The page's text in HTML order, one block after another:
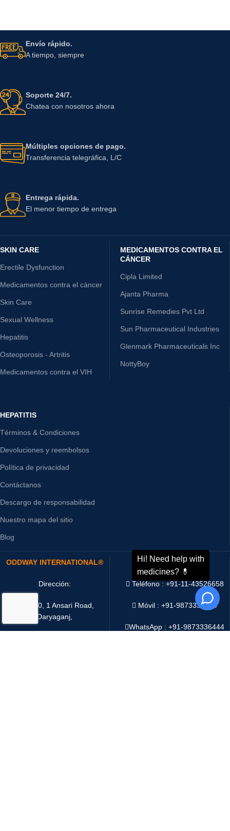
Envío rápido.
A tiempo, siempre
Soporte 24/7.
Chatea con nosotros ahora
Múltiples opciones de pago.
Transferencia telegráfica, L/C
Entrega rápida.
El menor tiempo de entrega
SKIN CARE
Erectile Dysfunction
Medicamentos contra el cáncer
Skin Care
Sexual Wellness
Hepatitis
Osteoporosis - Artritis
Medicamentos contra el VIH
MEDICAMENTOS CONTRA EL
CÁNCER
Cipla Limited
Ajanta Pharma
Sunrise Remedies Pvt Ltd
Sun Pharmaceutical Industries
Glenmark Pharmaceuticals Inc
NottyBoy
HEPATITIS
Términos & Condiciones
Devoluciones y reembolsos
Política de privacidad
Contáctanos
Descargo de responsabilidad
Nuestro mapa del sitio
Blog
ODDWAY INTERNATIONAL®
Dirección:
4216/20, 1 Ansari Road,
Daryaganj,
CONTÁCTANOS
Teléfono : +91-11-43526658
Móvil : +91-9873336444
WhatsApp :+91-9873336444